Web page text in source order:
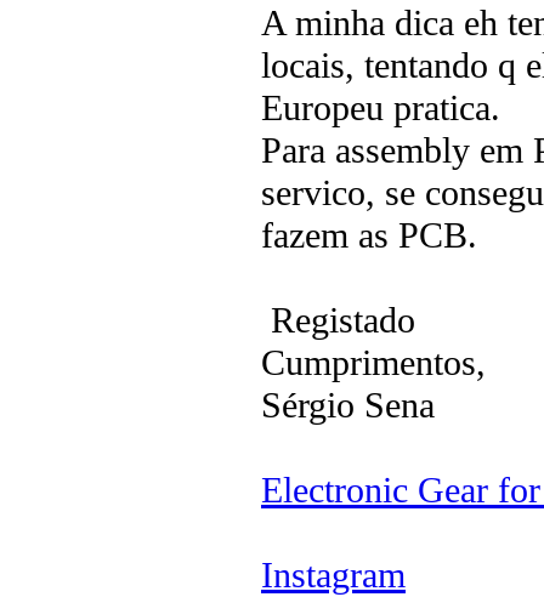
A minha dica eh
locais, tentando q
Europeu pratica.
Para assembly em
servico, se
fazem as PCB.
Registado
Cumprimentos,
Sérgio Sena
Electronic Gear
Instagram